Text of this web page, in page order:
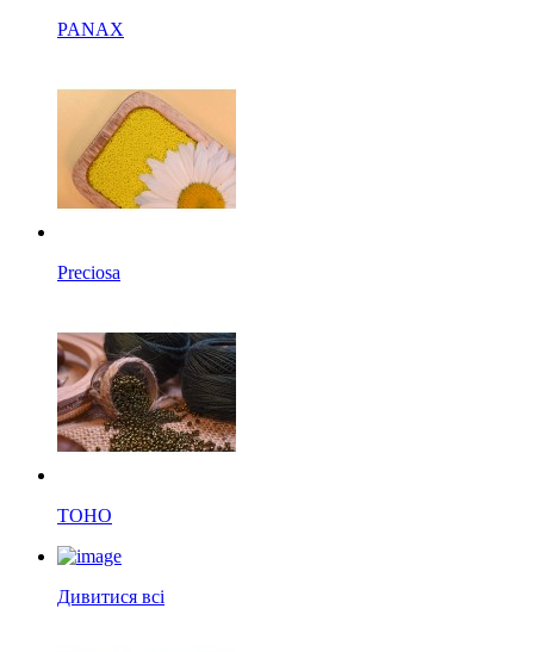
PANAX
Preciosa
TOHO
Дивитися всі